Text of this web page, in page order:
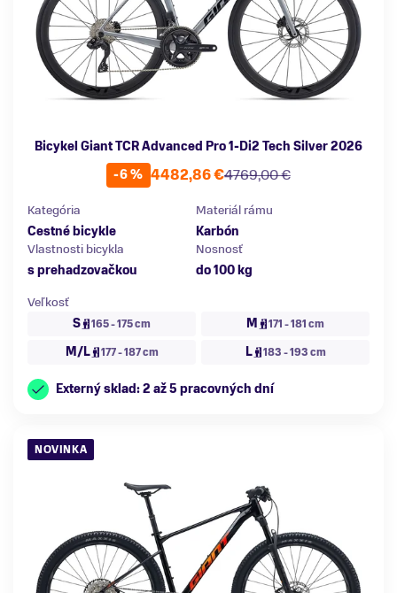
Bicykel Giant TCR Advanced Pro 1-Di2 Tech Silver 2026
-6 %
4769,00 €
4482,86 €
Kategória
Cestné bicykle
Materiál rámu
Karbón
Vlastnosti bicykla
s prehadzovačkou
Nosnosť
do 100 kg
Veľkosť
S
165 - 175 cm M 171 - 181 cm
M/L 177 - 187 cm L 183 - 193 cm
Externý sklad: 2 až 5 pracovných dní
NOVINKA